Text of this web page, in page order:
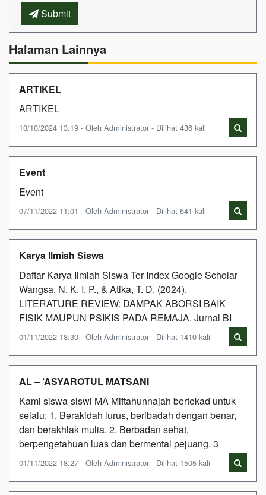
Submit
Halaman Lainnya
ARTIKEL
ARTIKEL
10/10/2024 13:19 - Oleh Administrator - Dilihat 436 kali
Event
Event
07/11/2022 11:01 - Oleh Administrator - Dilihat 641 kali
Karya Ilmiah Siswa
Daftar Karya Ilmiah Siswa Ter-Index Google Scholar
Wangsa, N. K. I. P., & Atika, T. D. (2024).
LITERATURE REVIEW: DAMPAK ABORSI BAIK
FISIK MAUPUN PSIKIS PADA REMAJA. Jurnal BI
01/11/2022 18:30 - Oleh Administrator - Dilihat 1410 kali
AL – ‘ASYAROTUL MATSANI
Kami siswa-siswi MA Miftahunnajah bertekad untuk
selalu: 1. Berakidah lurus, beribadah dengan benar,
dan berakhlak mulia. 2. Berbadan sehat,
berpengetahuan luas dan bermental pejuang. 3
01/11/2022 18:27 - Oleh Administrator - Dilihat 1505 kali